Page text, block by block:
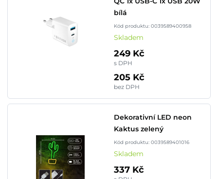
bílá
Kód produktu: 0039589400958
Skladem
249 Kč
s DPH
205 Kč
bez DPH
Dekorativní LED neon
Kaktus zelený
Kód produktu: 0039589401016
Skladem
337 Kč